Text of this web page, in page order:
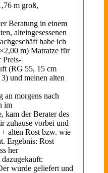
m groß,
Beratung in einem
alteingesessenen
habe ich
m) Matratze für
Preis-
(RG 55, 15 cm
und meinen alten
an morgens nach
im
kam der Berater des
zuhause vorbei und
alten Rost bzw. wie
Ergebnis: Rost
her
wurde geliefert und